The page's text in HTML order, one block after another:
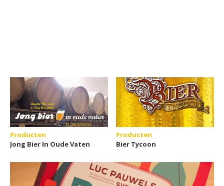
Producten
Jong Bier In Oude Vaten
Producten
Bier Tycoon